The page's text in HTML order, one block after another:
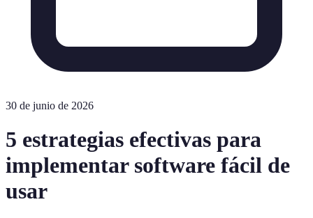
30 de junio de 2026
5 estrategias efectivas para
implementar software fácil de
usar